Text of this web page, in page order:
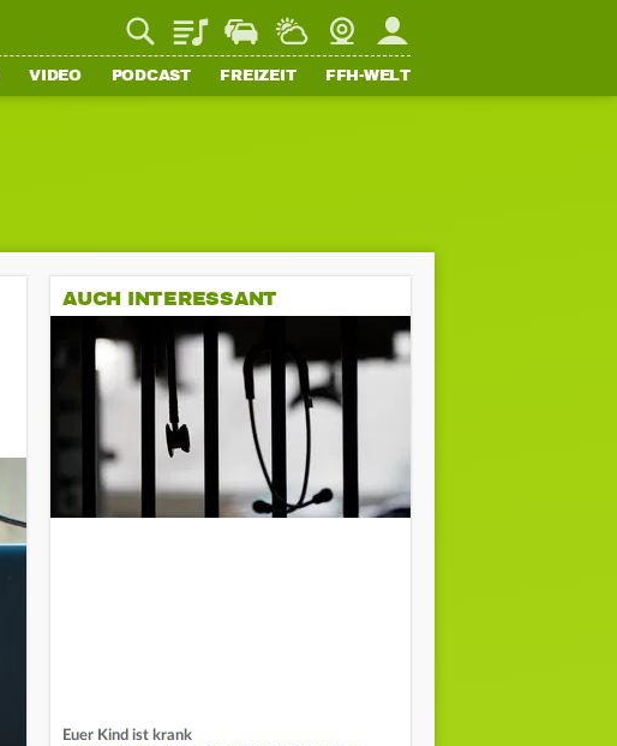
PlaylistStaupilotWetterWebcamMein FFH
VIDEO PODCAST FREIZEIT FFH-WELT
AUCH INTERESSANT
Euer Kind ist krank